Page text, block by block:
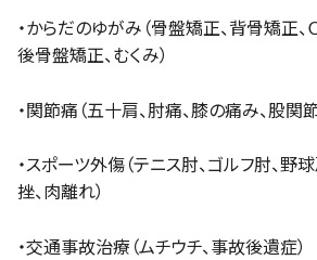
・からだのゆがみ（骨盤矯正、背骨矯正、
後骨盤矯正、むくみ）
・関節痛（五十肩、肘痛、膝の痛み、股関
・スポーツ外傷（テニス肘、ゴルフ肘、野
挫、肉離れ）
・交通事故治療（ムチウチ、事故後遺症）